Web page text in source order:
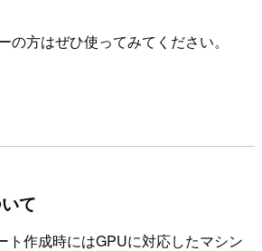
の方はぜひ使ってみてください。
て
ト作成時にはGPUに対応したマシン